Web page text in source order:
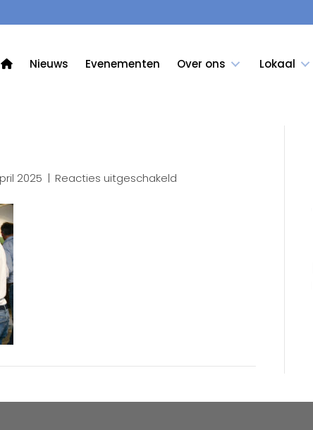
Nieuws Evenementen Over ons Lokaal
2025 | Reacties uitgeschakeld